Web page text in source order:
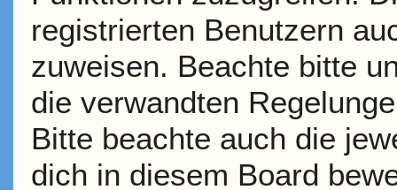
registrierten Benutzern
zuweisen. Beachte bitte
die verwandten
Bitte beachte auch die
dich in diesem Board